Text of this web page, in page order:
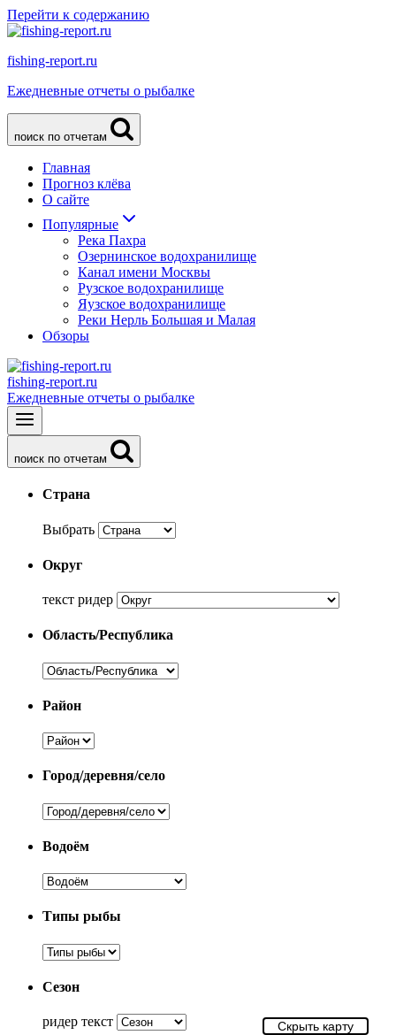
Перейти к содержанию
fishing-report.ru
Ежедневные отчеты о рыбалке
поиск по отчетам
Главная
Прогноз клёва
О сайте
Популярные
Река Пахра
Озернинское водохранилище
Канал имени Москвы
Рузское водохранилище
Яузское водохранилище
Реки Нерль Большая и Малая
Обзоры
fishing-report.ru
Ежедневные отчеты о рыбалке
поиск по отчетам
Страна
Выбрать
Округ
текст ридер
Область/Республика
Район
Город/деревня/село
Водоём
Типы рыбы
Сезон
ридер текст Скрыть карту